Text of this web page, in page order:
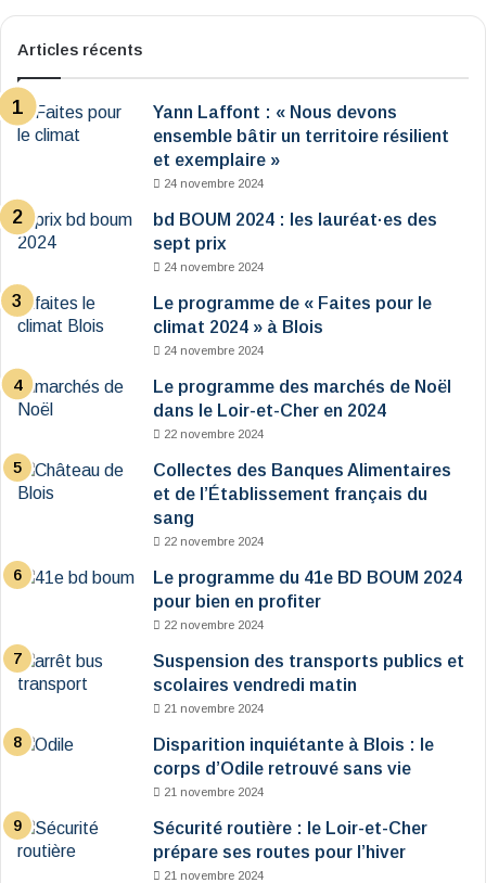
Articles récents
Yann Laffont : « Nous devons
ensemble bâtir un territoire résilient
et exemplaire »
24 novembre 2024
bd BOUM 2024 : les lauréat·es des
sept prix
24 novembre 2024
Le programme de « Faites pour le
climat 2024 » à Blois
24 novembre 2024
Le programme des marchés de Noël
dans le Loir-et-Cher en 2024
22 novembre 2024
Collectes des Banques Alimentaires
et de l’Établissement français du
sang
22 novembre 2024
Le programme du 41e BD BOUM 2024
pour bien en profiter
22 novembre 2024
Suspension des transports publics et
scolaires vendredi matin
21 novembre 2024
Disparition inquiétante à Blois : le
corps d’Odile retrouvé sans vie
21 novembre 2024
Sécurité routière : le Loir-et-Cher
prépare ses routes pour l’hiver
21 novembre 2024